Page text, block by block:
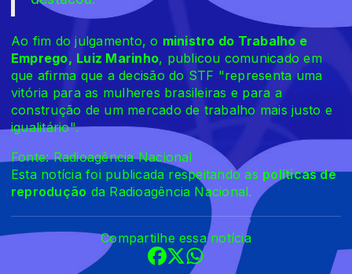
Ao fim do julgamento, o ministro do Trabalho e
Emprego, Luiz Marinho, publicou comunicado em
que afirma que a decisão do STF "representa uma
vitória para as mulheres brasileiras e para a
construção de um mercado de trabalho mais justo e
igualitário".
Fonte: Radioagência Nacional
Esta notícia foi publicada respeitando as políticas de
reprodução da Radioagência Nacional.
Compartilhe essa notícia